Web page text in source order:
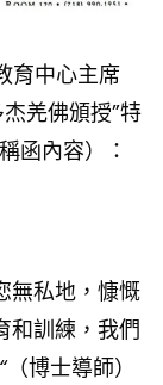
育中心主席
羌佛頒授”特
函內容）：
無私地，慷慨
和訓練，我們
“（博士導師）